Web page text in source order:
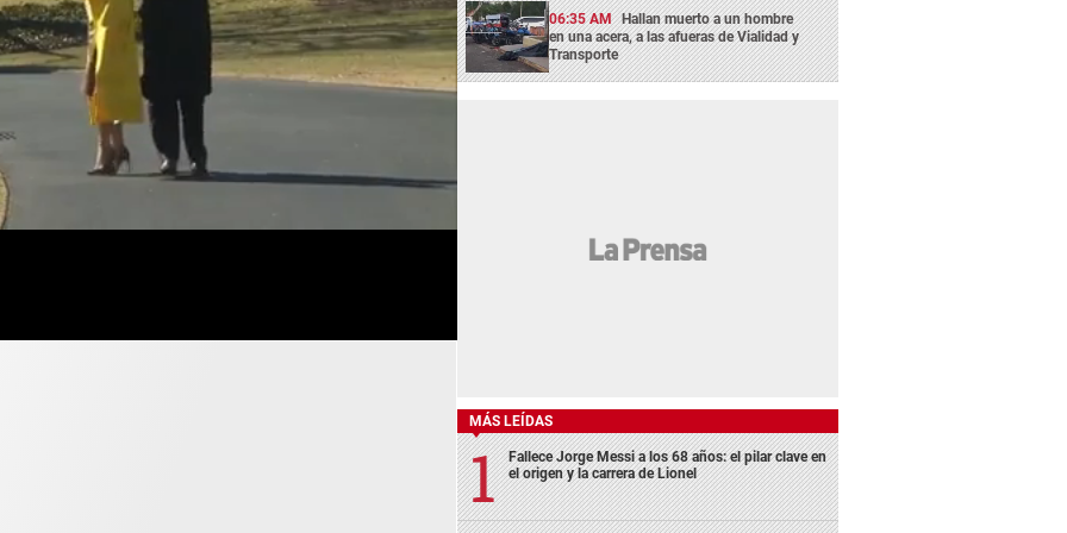
06:35 AM Hallan muerto a un hombre
en una acera, a las afueras de Vialidad y
Transporte
MÁS LEÍDAS
Fallece Jorge Messi a los 68 años: el pilar clave en
el origen y la carrera de Lionel